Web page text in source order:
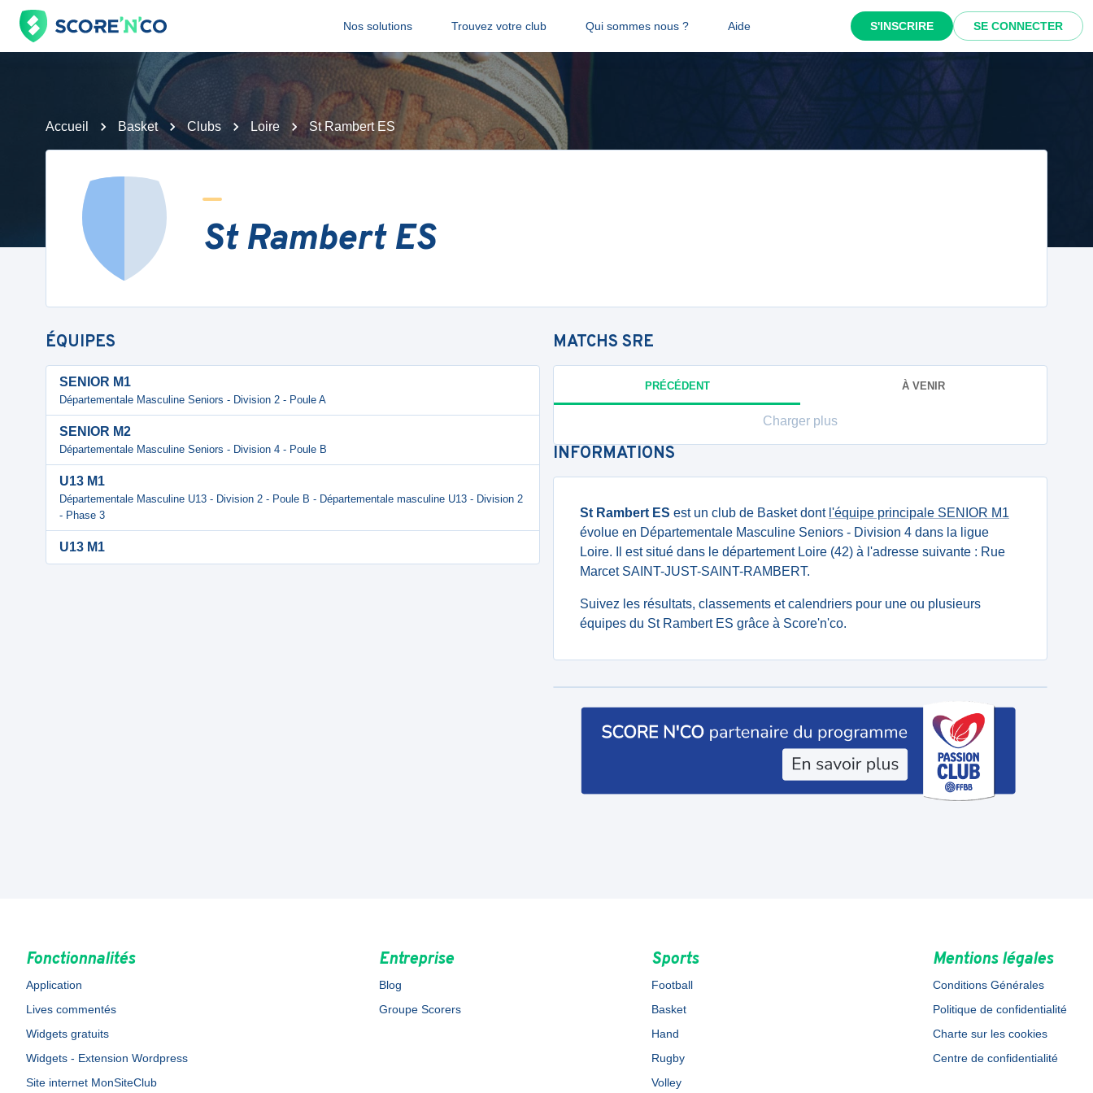
Nos solutions Trouvez votre club Qui sommes nous ? Aide S'INSCRIRE SE CONNECTER
Accueil Basket Clubs Loire St Rambert ES
St Rambert ES
ÉQUIPES
SENIOR M1
Départementale Masculine Seniors - Division 2 - Poule A
SENIOR M2
Départementale Masculine Seniors - Division 4 - Poule B
U13 M1
Départementale Masculine U13 - Division 2 - Poule B - Départementale masculine U13 - Division 2
- Phase 3
U13 M1
MATCHS SRE
PRÉCÉDENT À VENIR
Charger plus
INFORMATIONS
St Rambert ES est un club de Basket dont l'équipe principale SENIOR M1
évolue en Départementale Masculine Seniors - Division 4 dans la ligue
Loire. Il est situé dans le département Loire (42) à l'adresse suivante : Rue
Marcet SAINT-JUST-SAINT-RAMBERT.
Suivez les résultats, classements et calendriers pour une ou plusieurs
équipes du St Rambert ES grâce à Score'n'co.
Fonctionnalités
Application
Lives commentés
Widgets gratuits
Widgets - Extension Wordpress
Site internet MonSiteClub
Entreprise
Blog
Groupe Scorers
Sports
Football
Basket
Hand
Rugby
Volley
Mentions légales
Conditions Générales
Politique de confidentialité
Charte sur les cookies
Centre de confidentialité